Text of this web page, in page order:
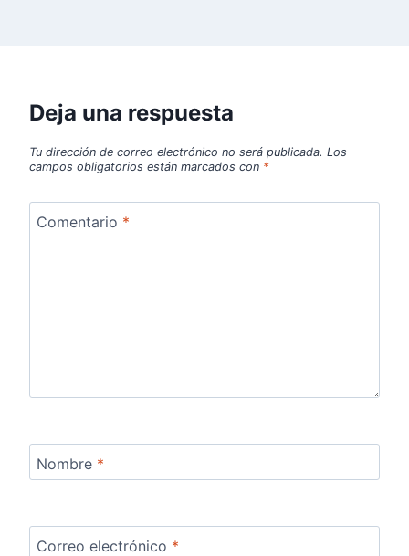
Deja una respuesta
Tu dirección de correo electrónico no será publicada. Los
campos obligatorios están marcados con *
Comentario *
Nombre *
Correo electrónico *